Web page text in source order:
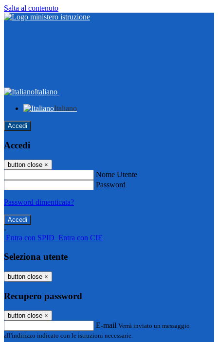
Salta al contenuto
Italiano
Italiano
Accedi
Accedi
button close ×
Nome Utente
Password
Password dimenticata?
-
Entra con SPID Entra con CIE
Seleziona utente
button close ×
Recupero password
button close ×
E-mail Verrà inviato un messaggio
all'indirizzo indicato con le istruzioni necessarie.